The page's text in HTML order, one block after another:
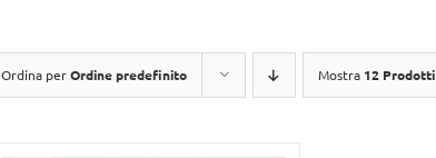
Ordina perOrdine predefinito Mostra 12 Prodotti